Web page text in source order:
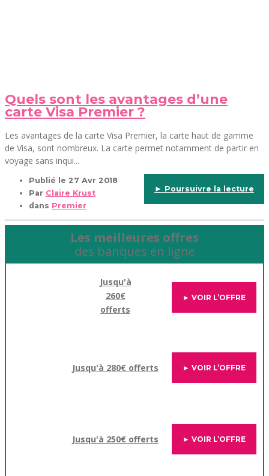
Quels sont les avantages d’une
carte Visa Premier ?
Les avantages de la carte Visa Premier, la carte haut de gamme
de Visa, sont nombreux. La carte permet notamment de partir en
voyage sans inqui...
Publié le 27 Avr 2018
Par Claire Krust
dans Premier
► Poursuivre la lecture
Les meilleures offres
des banques en ligne
Jusqu'à
260€
offerts
► VOIR L’OFFRE
Jusqu'à 280€ offerts ► VOIR L’OFFRE
Jusqu'à 250€ offerts ► VOIR L’OFFRE